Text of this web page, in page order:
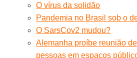
O vírus da solidão
Pandemia no Brasil sob o
O SarsCov2 mudou?
Alemanha proíbe reunião
pessoas em espaços